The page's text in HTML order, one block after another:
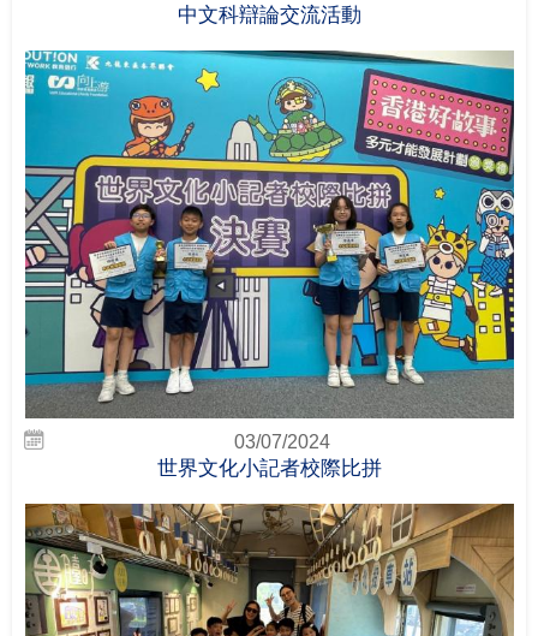
中文科辯論交流活動
03/07/2024
世界文化小記者校際比拼